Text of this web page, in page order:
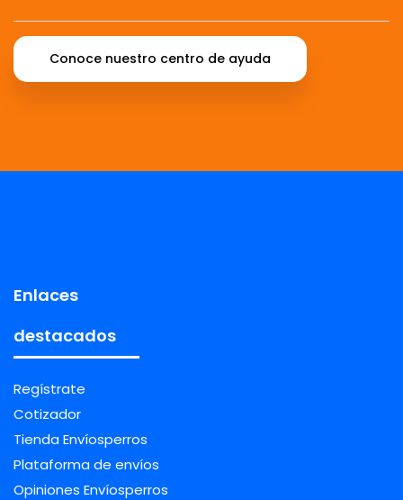
Conoce nuestro centro de ayuda
Enlaces
destacados
Regístrate
Cotizador
Tienda Envíosperros
Plataforma de envíos
Opiniones Envíosperros